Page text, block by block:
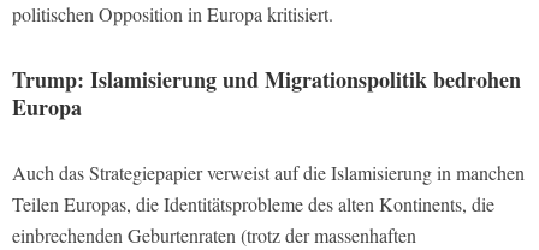
politischen Opposition in Europa kritisiert.
Trump: Islamisierung und Migrationspolitik bedrohen
Europa
Auch das Strategiepapier verweist auf die Islamisierung in manchen
Teilen Europas, die Identitätsprobleme des alten Kontinents, die
einbrechenden Geburtenraten (trotz der massenhaften